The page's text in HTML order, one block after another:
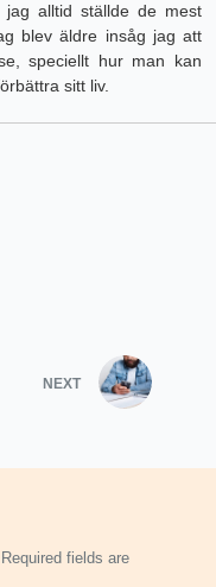
alltid ställde de mest
blev äldre insåg jag att
speciellt hur man kan
sitt liv.
NEXT
Required fields are